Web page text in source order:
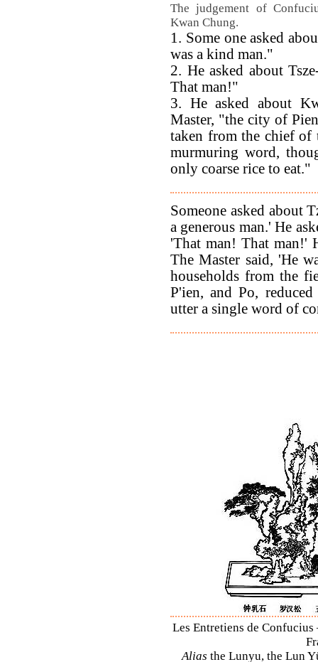
The judgement of
Kwan Chung.
1. Some one asked
was a kind man."
2. He asked about
That man!"
3. He asked about
Master, "the city of
taken from the chief
murmuring word,
only coarse rice to eat."
Someone asked about
a generous man.' He
'That man! That man!'
The Master said, 'He
households from the
P'ien, and Po,
utter a single word of
Les Entretiens de
Alias the Lunyu, the Lun